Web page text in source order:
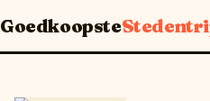
Goedkoopste